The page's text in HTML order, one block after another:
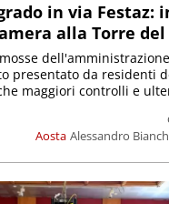
in via Festaz:
alla Torre del
Aosta Alessandro
presentato da residenti
maggiori controlli e